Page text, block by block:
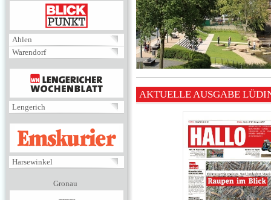
BLICKPUNKT
Ahlen
Warendorf
MENÜ
Lengerich
EMSKURIER
Harsewinkel
Gronau
AKTUELLE AUSGABE